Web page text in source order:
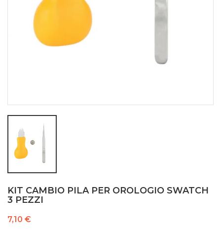
KIT CAMBIO PILA PER OROLOGIO SWATCH
3 PEZZI
7,10 €